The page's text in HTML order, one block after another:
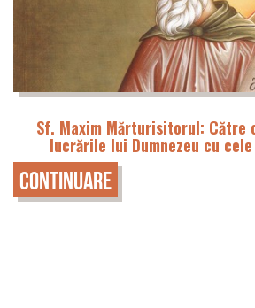
Sf. Maxim Mărturisitorul: Către
lucrările lui Dumnezeu cu
Continuare